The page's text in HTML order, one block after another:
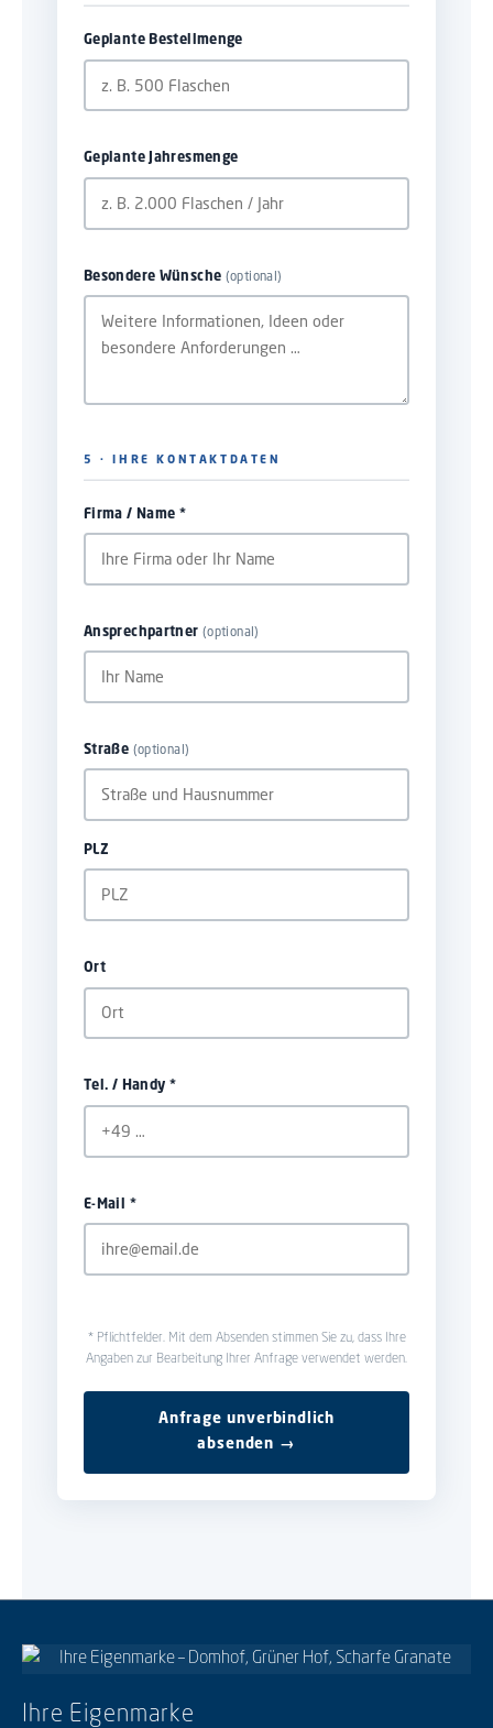
Geplante Bestellmenge
Geplante Jahresmenge
Besondere Wünsche (optional)
5 · IHRE KONTAKTDATEN
Firma / Name *
Ansprechpartner (optional)
Straße (optional)
PLZ
Ort
Tel. / Handy *
E-Mail *
* Pflichtfelder. Mit dem Absenden stimmen Sie zu, dass Ihre
Angaben zur Bearbeitung Ihrer Anfrage verwendet werden.
Anfrage unverbindlich
absenden →
Ihre Eigenmarke